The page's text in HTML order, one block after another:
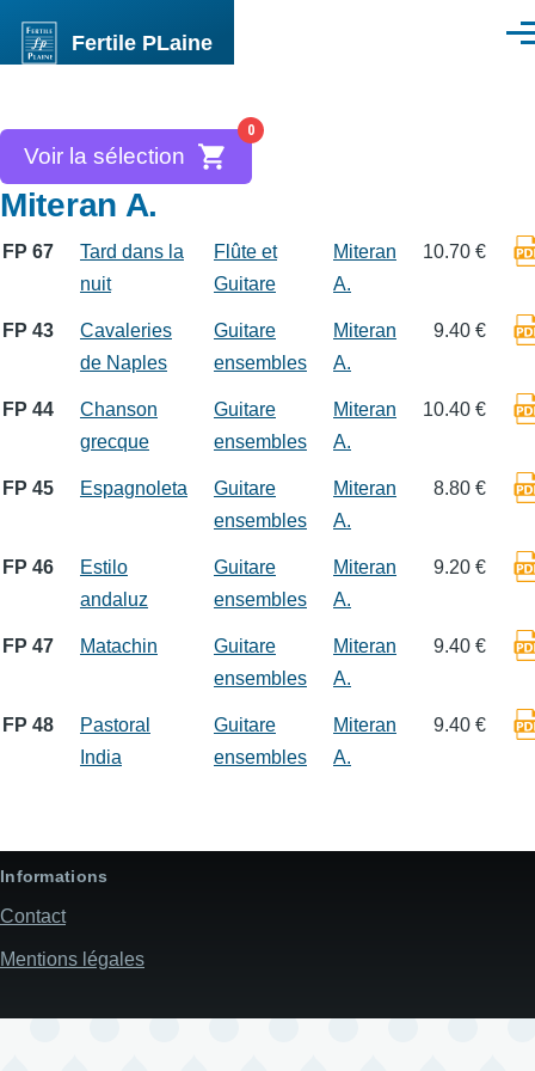
Fertile PLaine
0
Voir la sélection
Miteran A.
FP 67
Tard dans la
nuit
Flûte et
Guitare
Miteran
A.
10.70 €
FP 43
Cavaleries
de Naples
Guitare
ensembles
Miteran
A.
9.40 €
FP 44
Chanson
grecque
Guitare
ensembles
Miteran
A.
10.40 €
FP 45 Espagnoleta
Guitare
ensembles
Miteran
A.
8.80 €
FP 46
Estilo
andaluz
Guitare
ensembles
Miteran
A.
9.20 €
FP 47 Matachin
Guitare
ensembles
Miteran
A.
9.40 €
FP 48
Pastoral
India
Guitare
ensembles
Miteran
A.
9.40 €
Informations
Contact
Mentions légales